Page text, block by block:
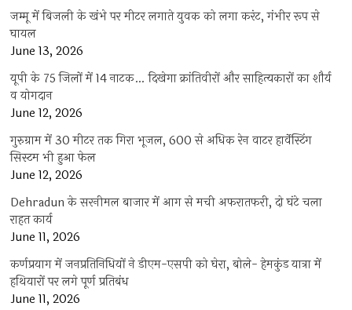
जम्मू में बिजली के खंभे पर मीटर लगाते युवक को लगा करंट, गंभीर रूप से
घायल
June 13, 2026
यूपी के 75 जिलों में 14 नाटक… दिखेगा क्रांतिवीरों और साहित्यकारों का शौर्य
व योगदान
June 12, 2026
गुरुग्राम में 30 मीटर तक गिरा भूजल, 600 से अधिक रेन वाटर हार्वेस्टिंग
सिस्टम भी हुआ फेल
June 12, 2026
Dehradun के सरनीमल बाजार में आग से मची अफरातफरी, दो घंटे चला
राहत कार्य
June 11, 2026
कर्णप्रयाग में जनप्रतिनिधियों ने डीएम-एसपी को घेरा, बोले- हेमकुंड यात्रा में
हथियारों पर लगे पूर्ण प्रतिबंध
June 11, 2026